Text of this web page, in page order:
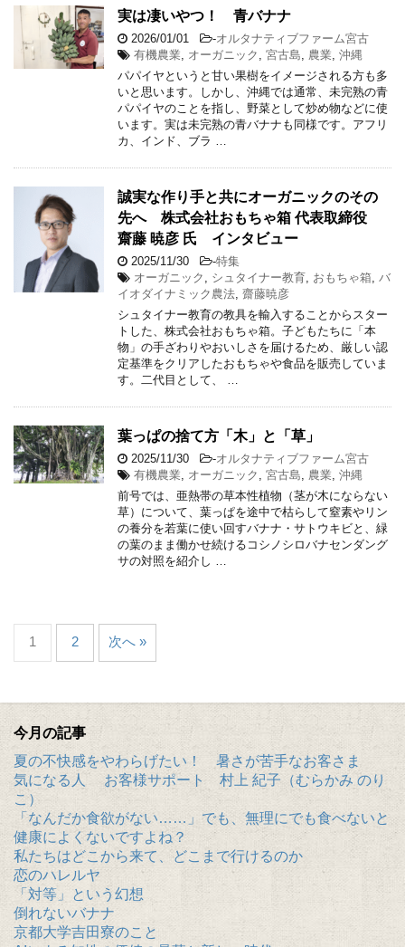
実は凄いやつ！ 青バナナ
2026/01/01 -オルタナティブファーム宮古
有機農業, オーガニック , 宮古島, 農業, 沖縄
パパイヤというと甘い果樹をイメージされる方も多
いと思います。しかし、沖縄では通常、未完熟の青
パパイヤのことを指し、野菜として炒め物などに使
います。実は未完熟の青バナナも同様です。アフリ
カ、インド、ブラ …
誠実な作り手と共にオーガニックのその
先へ 株式会社おもちゃ箱 代表取締役
齋藤 暁彦 氏 インタビュー
2025/11/30 -特集
オーガニック , シュタイナー教育, おもちゃ箱, バ
イオダイナミック農法, 齋藤暁彦
シュタイナー教育の教具を輸入することからスター
トした、株式会社おもちゃ箱。子どもたちに「本
物」の手ざわりやおいしさを届けるため、厳しい認
定基準をクリアしたおもちゃや食品を販売していま
す。二代目として、 …
葉っぱの捨て方「木」と「草」
2025/11/30 -オルタナティブファーム宮古
有機農業, オーガニック , 宮古島, 農業, 沖縄
前号では、亜熱帯の草本性植物（茎が木にならない
草）について、葉っぱを途中で枯らして窒素やリン
の養分を若葉に使い回すバナナ・サトウキビと、緑
の葉のまま働かせ続けるコシノシロバナセンダング
サの対照を紹介し …
1 2 次へ »
今月の記事
夏の不快感をやわらげたい！ 暑さが苦手なお客さま
気になる人 お客様サポート 村上 紀子（むらかみ のり
こ）
「なんだか食欲がない……」でも、無理にでも食べないと
健康によくないですよね？
私たちはどこから来て、どこまで行けるのか
恋のハレルヤ
「対等」という幻想
倒れないバナナ
京都大学吉田寮のこと